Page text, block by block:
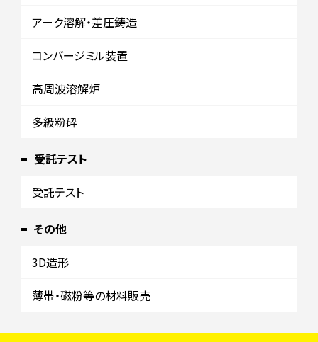
アーク溶解・差圧鋳造
コンバージミル装置
高周波溶解炉
多級粉砕
受託テスト
受託テスト
その他
3D造形
薄帯・磁粉等の材料販売